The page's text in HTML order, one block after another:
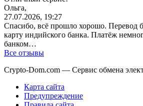
Ольга,
27.07.2026, 19:27
Спасибо, всё прошло хорошо. Перевод
карту индийского банка. Платёж
банком…
Все отзывы
Crypto-Dom.com — Сервис обмена
Карта сайта
Предупреждение